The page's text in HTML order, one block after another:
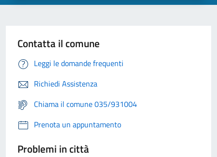
Contatta il comune
Leggi le domande frequenti
Richiedi Assistenza
Chiama il comune 035/931004
Prenota un appuntamento
Problemi in città